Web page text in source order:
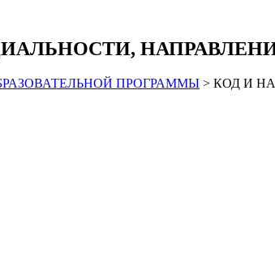
ПРОГРАММЫ > КОД И